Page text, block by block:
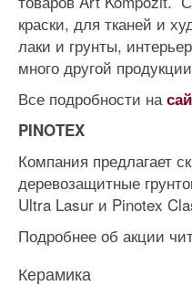
краски, для тканей и
лаки и грунты,
много другой
Все подробности на
PINOTEX
Компания предлагает
деревозащитные
Ultra Lasur и Pinotex
Подробнее об акции
Керамика